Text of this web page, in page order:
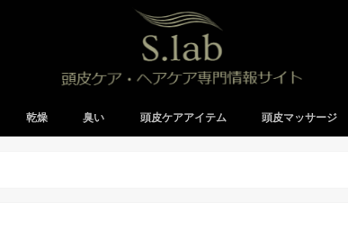
乾燥 臭い 頭皮ケアアイテム 頭皮マッサージ